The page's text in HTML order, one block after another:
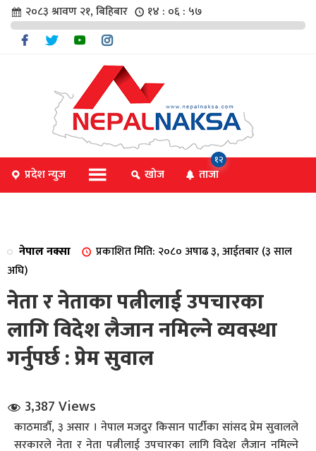
संवाद
२०८३ श्रावण २१, बिहिबार १४ : ०६ : ५७
प्रदेश न्युज खोज ताजा
१२
नेपाल नक्सा
प्रकाशित मिति: २०८० अषाढ ३, आईतबार (३ साल
अघि)
नेता र नेताका पत्नीलाई उपचारका
लागि विदेश लैजान नमिल्ने व्यवस्था
गर्नुपर्छ : प्रेम सुवाल
3,387 Views
काठमाडौँ, ३ असार । नेपाल मजदुर किसान पार्टीका सांसद प्रेम सुवालले
सरकारले नेता र नेता पत्नीलाई उपचारका लागि विदेश लैजान नमिल्ने